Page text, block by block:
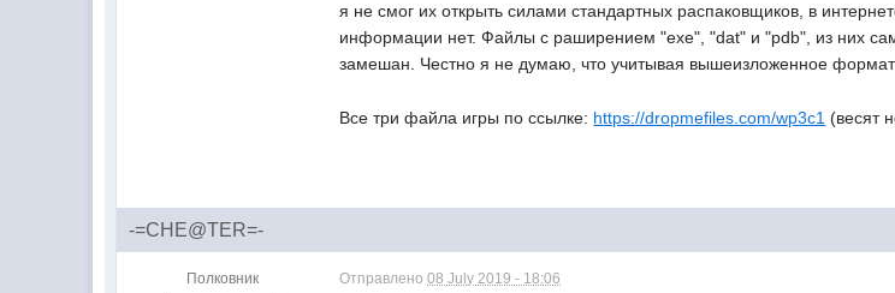
я не смог их открыть силами стандартных распаковщиков, в
информации нет. Файлы с раширением "exe", "dat" и "pdb", из них
замешан. Честно я не думаю, что учитывая вышеизложенное формат
Все три файла игры по ссылке: https://dropmefiles.com/wp3c1 (весят
-=CHE@TER=-
Полковник Отправлено08 July 2019 - 18:06